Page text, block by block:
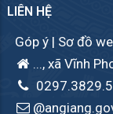
LIÊN HỆ
Góp ý | Sơ đồ
..., xã Vĩnh